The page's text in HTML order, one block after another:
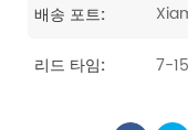
배송 포트:
리드 타임: 7-